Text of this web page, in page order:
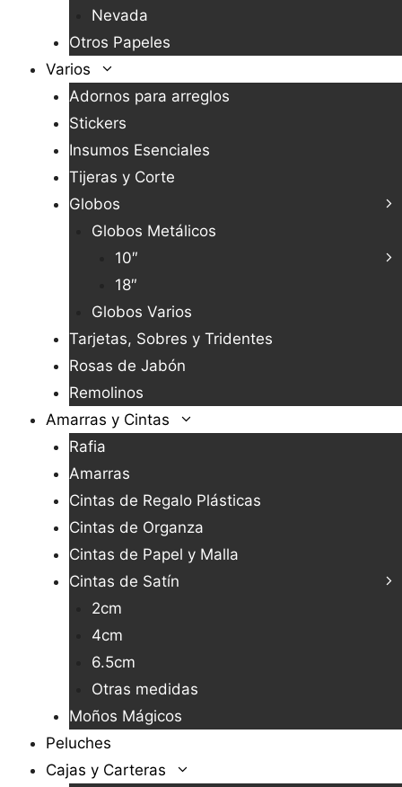
Nevada
Otros Papeles
Varios
Adornos para arreglos
Stickers
Insumos Esenciales
Tijeras y Corte
Globos
Globos Metálicos
10″
18″
Globos Varios
Tarjetas, Sobres y Tridentes
Rosas de Jabón
Remolinos
Amarras y Cintas
Rafia
Amarras
Cintas de Regalo Plásticas
Cintas de Organza
Cintas de Papel y Malla
Cintas de Satín
2cm
4cm
6.5cm
Otras medidas
Moños Mágicos
Peluches
Cajas y Carteras